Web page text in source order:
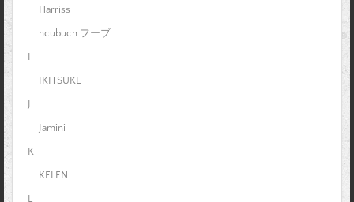
Harriss
hcubuch フーブ
I
IKITSUKE
J
Jamini
K
KELEN
L